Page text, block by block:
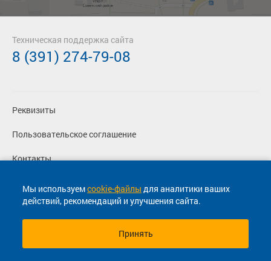
Мы используемcookie-файлы для аналитики ваших
действий, рекомендаций и улучшения сайта.
Принять
Реквизиты
Пользовательское соглашение
Контакты
Политика конфиденциальности
Перевозчикам
Техническая поддержка сайта
8 (391) 274-79-08
© 2013-2026, ООО "Капитал"- Онлайн сервис продажи